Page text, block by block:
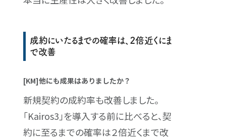
成約にいたるまでの確率は、２倍近くにま
で改善
[KM]他にも成果はありましたか？
新規契約の成約率も改善しました。
「Kairos3」を導入する前に比べると、契
約に至るまでの確率は２倍近くまで改